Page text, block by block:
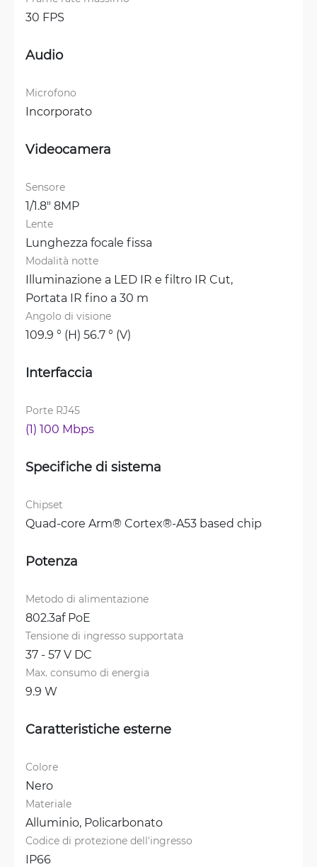
30 FPS
Audio
Microfono
Incorporato
Videocamera
Sensore
1/1.8" 8MP
Lente
Lunghezza focale fissa
Modalità notte
Illuminazione a LED IR e filtro IR Cut,
Portata IR fino a 30 m
Angolo di visione
109.9 ° (H) 56.7 ° (V)
Interfaccia
Porte RJ45
(1) 100 Mbps
Specifiche di sistema
Chipset
Quad-core Arm® Cortex®-A53 based chip
Potenza
Metodo di alimentazione
802.3af PoE
Tensione di ingresso supportata
37 - 57 V DC
Max. consumo di energia
9.9 W
Caratteristiche esterne
Colore
Nero
Materiale
Alluminio, Policarbonato
Codice di protezione dell'ingresso
IP66